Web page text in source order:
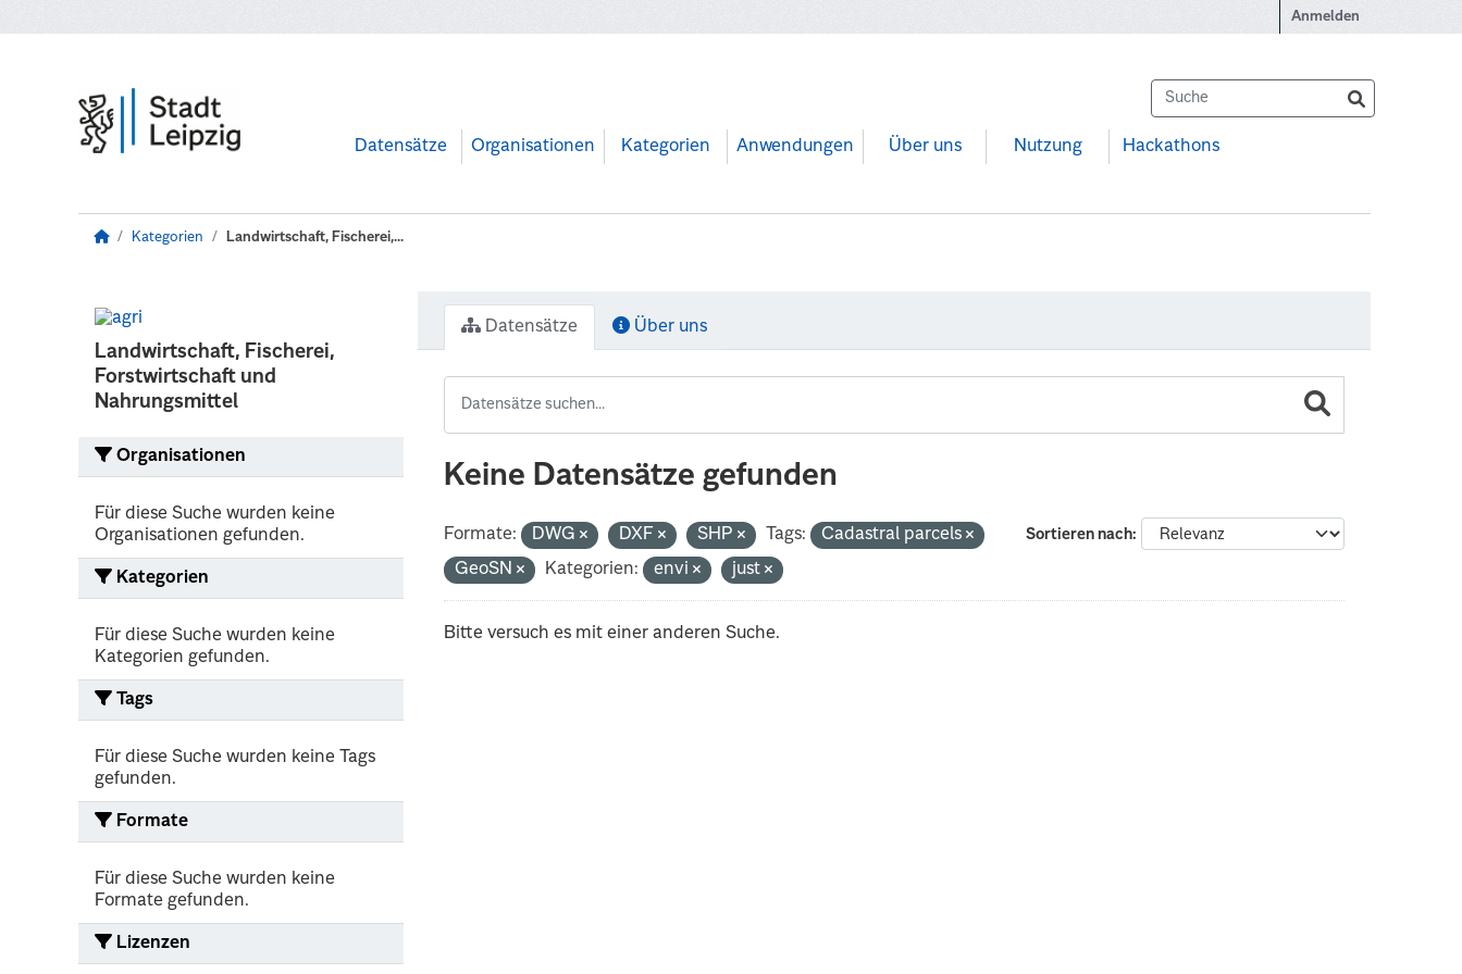
Anmelden
Datensätze Organisationen Kategorien Anwendungen Über uns Nutzung Hackathons
Kategorien Landwirtschaft, Fischerei,...
Landwirtschaft, Fischerei,
Forstwirtschaft und
Nahrungsmittel
Organisationen
Für diese Suche wurden keine
Organisationen gefunden.
Kategorien
Für diese Suche wurden keine
Kategorien gefunden.
Tags
Für diese Suche wurden keine Tags
gefunden.
Formate
Für diese Suche wurden keine
Formate gefunden.
Lizenzen
Datensätze Über uns
Keine Datensätze gefunden
Sortieren nach
Formate: DWG DXF SHP Tags:
Cadastral parcels
GeoSN
Kategorien: envi just
Bitte versuch es mit einer anderen Suche.